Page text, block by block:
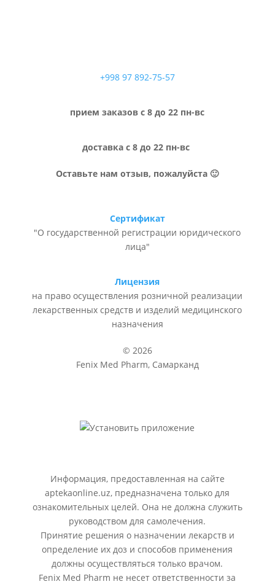
+998 97 892-75-57
прием заказов с 8 до 22 пн-вс
доставка с 8 до 22 пн-вс
Оставьте нам отзыв, пожалуйста 🙂
Сертификат
"О государственной регистрации юридического
лица"
Лицензия
на право осуществления розничной реализации
лекарственных средств и изделий медицинского
назначения
© 2026
Fenix Med Pharm, Самарканд
Информация, предоставленная на сайте
aptekaonline.uz, предназначена только для
ознакомительных целей. Она не должна служить
руководством для самолечения.
Принятие решения о назначении лекарств и
определение их доз и способов применения
должны осуществляться только врачом.
Fenix Med Pharm не несет ответственности за